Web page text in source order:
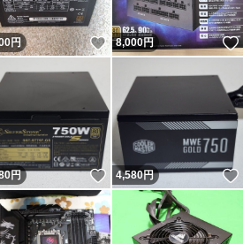
円 いいね！
8,000円
ね！
円 いいね！
4,580円